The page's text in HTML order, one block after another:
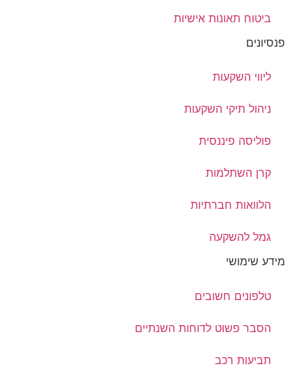
ביטוח תאונות אישיות
פנסיונים
ליווי השקעות
ניהול תיקי השקעות
פוליסה פיננסית
קרן השתלמות
הלוואות חברתיות
גמל להשקעה
מידע שימושי
טלפונים חשובים
הסבר פשוט לדוחות השנתיים
תביעות רכב